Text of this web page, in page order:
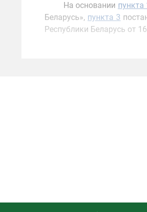
На основании пункта
Беларусь», пункта 3
Республики Беларусь от